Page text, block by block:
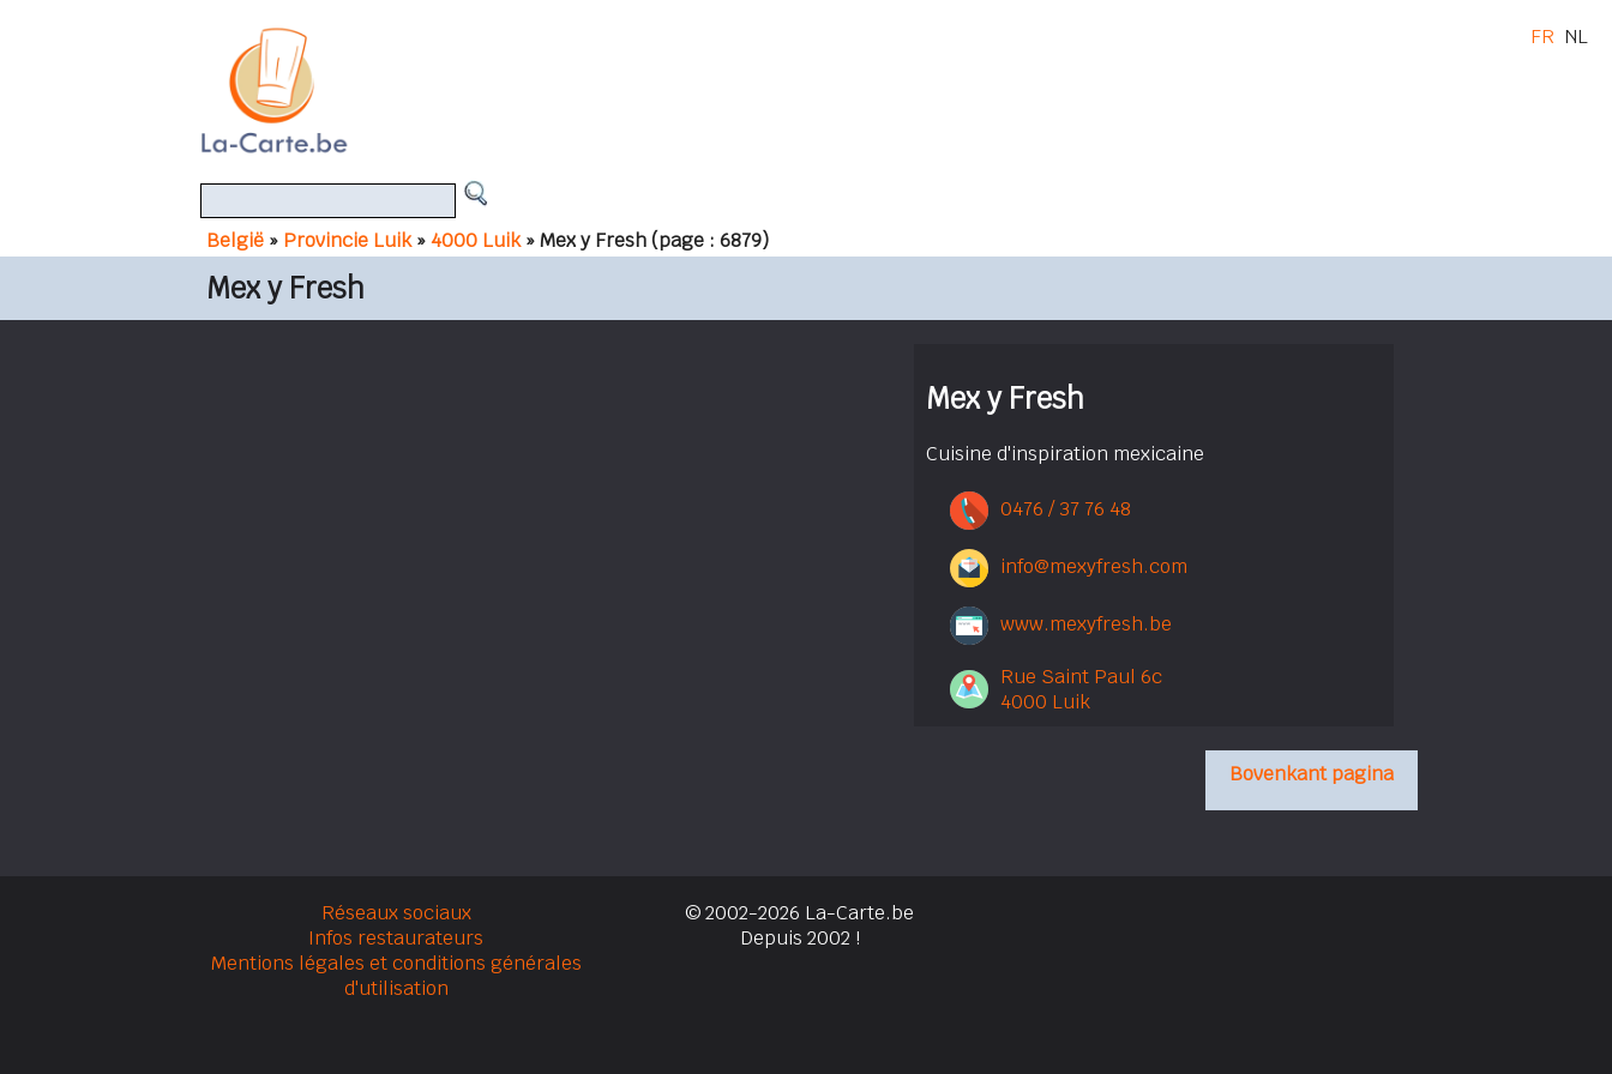
België » Provincie Luik»4000 Luik » Mex y Fresh(page : 6879)
FR NL
Mex y Fresh
Mex y Fresh
Cuisine d'inspiration mexicaine
0476 / 37 76 48
info@mexyfresh.com
www.mexyfresh.be
Rue Saint Paul 6c
4000 Luik
Bovenkant pagina
Réseaux sociaux
Infos restaurateurs
Mentions légales et conditions générales
d'utilisation
© 2002-2026 La-Carte.be
Depuis 2002 !